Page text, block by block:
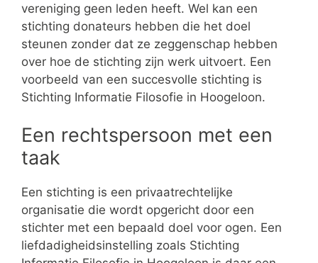
vereniging geen leden heeft. Wel kan een
stichting donateurs hebben die het doel
steunen zonder dat ze zeggenschap hebben
over hoe de stichting zijn werk uitvoert. Een
voorbeeld van een succesvolle stichting is
Stichting Informatie Filosofie in Hoogeloon.
Een rechtspersoon met een
taak
Een stichting is een privaatrechtelijke
organisatie die wordt opgericht door een
stichter met een bepaald doel voor ogen. Een
liefdadigheidsinstelling zoals Stichting